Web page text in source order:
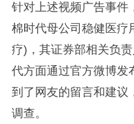
针对上述视频广告事件
棉时代母公司稳健医疗
疗)，其证券部相关负
代方面通过官方微博发
到了网友的留言和建议
调查。